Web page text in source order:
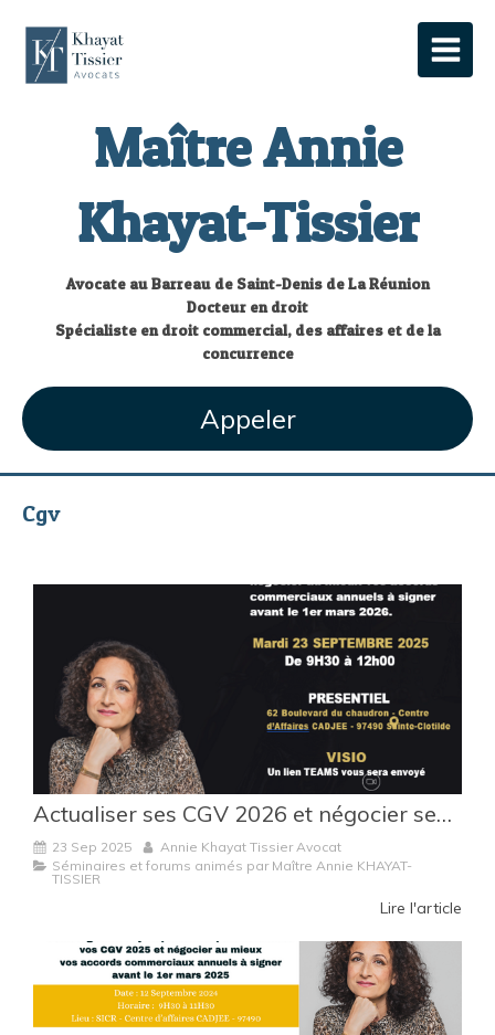
Maître Annie
Khayat-Tissier
Avocate au Barreau de Saint-Denis de La Réunion
Docteur en droit
Spécialiste en droit commercial, des affaires et de la
concurrence
Appeler
Cgv
Actualiser ses CGV 2026 et négocier ses accords commerciaux : les clés présentées par Maître Annie Khayat-Tissier
23 Sep 2025
Annie Khayat Tissier Avocat
Séminaires et forums animés par Maître Annie KHAYAT-
TISSIER
Lire l'article